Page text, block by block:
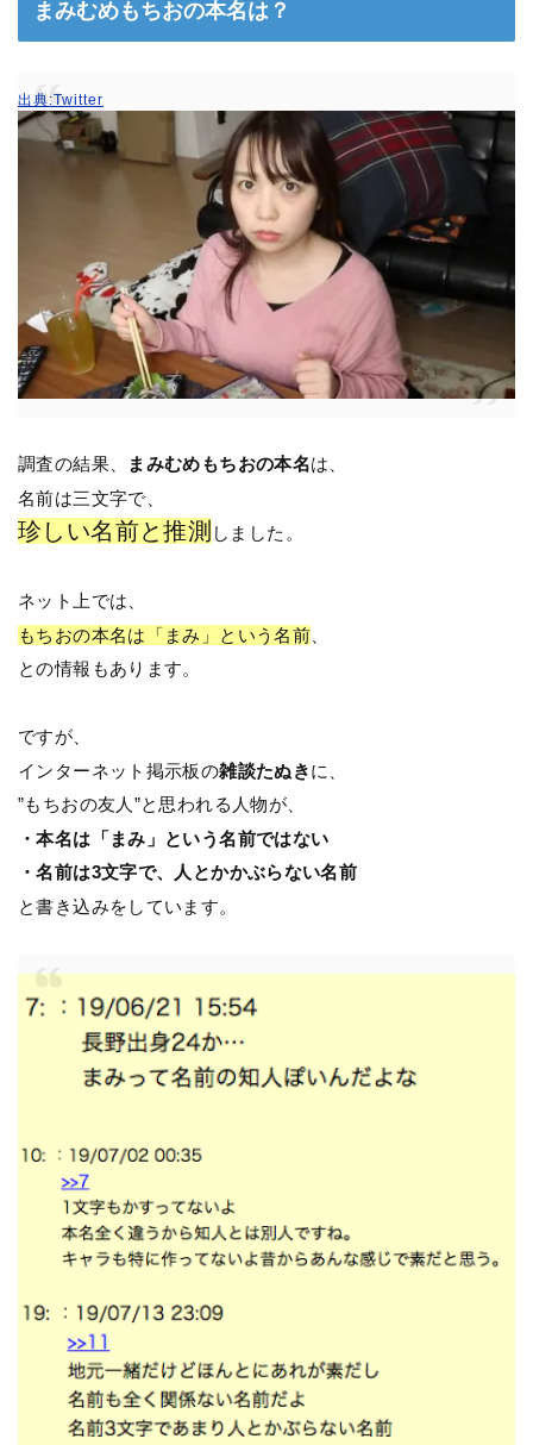
まみむめもちおの本名は？
出典:Twitter
調査の結果、 まみむめもちおの本名は、
名前は三文字で、
珍しい名前と推測 しました。
ネット上では、
もちおの本名は「まみ」という名前
との情報もあります。
ですが、
インターネット掲示板の雑談たぬきに、
­”もちおの友人”と思われる人物が、
・本名は「まみ」という名前ではない
・名前は3文字で、人とかかぶらない名前
と書き込みをしています。